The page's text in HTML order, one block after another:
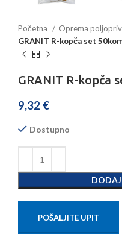
Početna Oprema
GRANIT R-kopča set
GRANIT R-kopča
9,32 €
Dostupno
POŠALJITE UPIT